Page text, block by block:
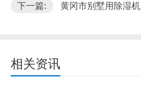
下一篇:
黄冈市别墅用除湿机
相关资讯